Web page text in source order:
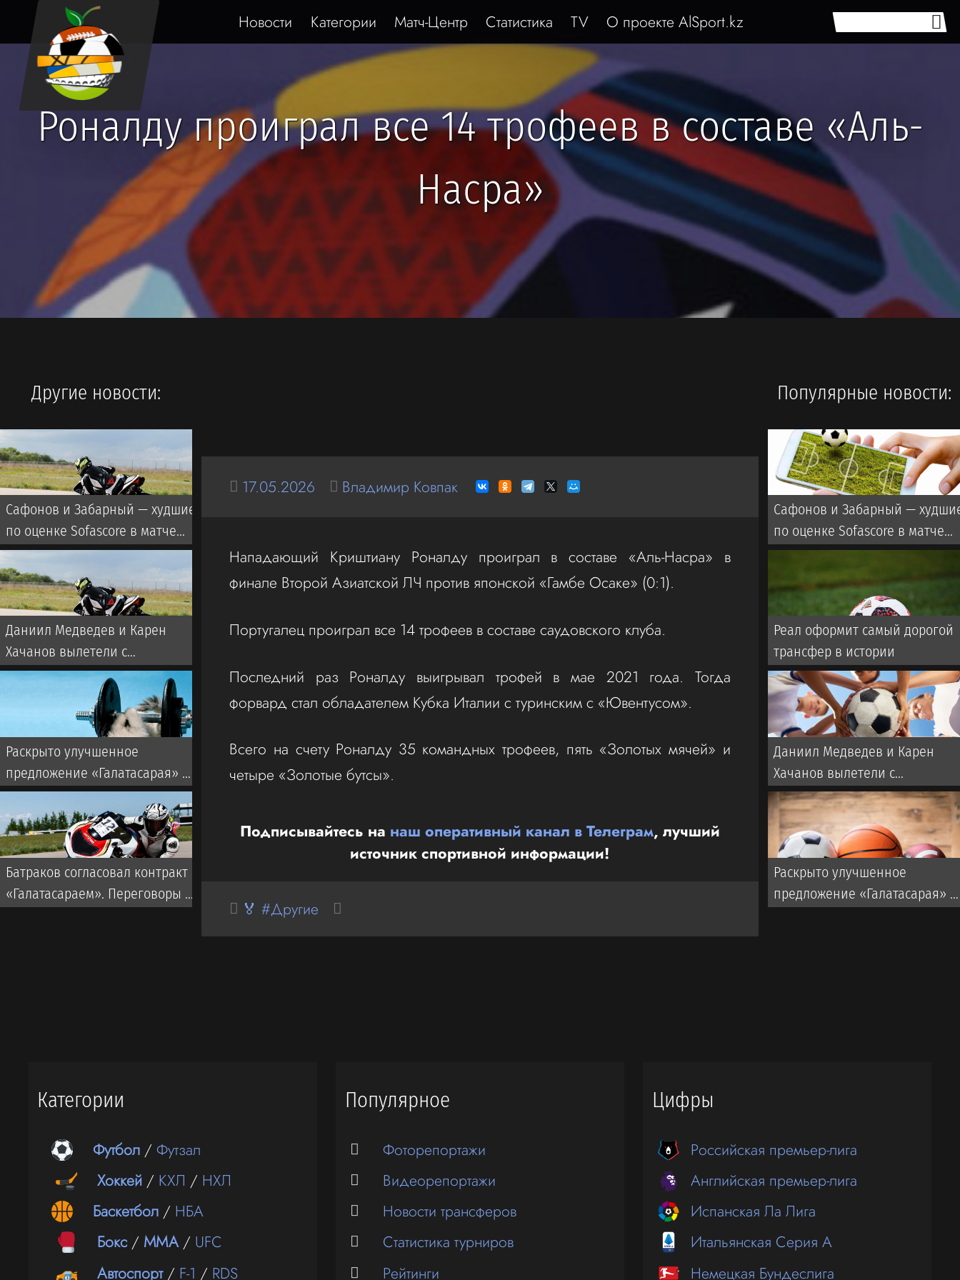
Новости Категории Матч-Центр Статистика TV О проекте AlSport.kz
Роналду проиграл все 14 трофеев в составе «Аль-
Насра»
17.05.2026 Владимир Ковпак
Нападающий Криштиану Роналду проиграл в составе «Аль-Насра» в
финале Второй Азиатской ЛЧ против японской «Гамбе Осаке» (0:1).
Португалец проиграл все 14 трофеев в составе саудовского клуба.
Последний раз Роналду выигрывал трофей в мае 2021 года. Тогда
форвард стал обладателем Кубка Италии с туринским с «Ювентусом».
Всего на счету Роналду 35 командных трофеев, пять «Золотых мячей» и
четыре «Золотые бутсы».
Подписывайтесь на наш оперативный канал в Телеграм, лучший
источник спортивной информации!
🏅 #Другие
Другие новости:
Сафонов и Забарный — худшие
по оценке Sofascore в матче
«ПСЖ» — «Мальорка»
Даниил Медведев и Карен
Хачанов вылетели с
«Мастерса» в Монреале
Раскрыто улучшенное
предложение «Галатасарая» по
Батракову из «Локомотива»
Батраков согласовал контракт с
«Галатасараем». Переговоры с
Популярные новости:
Сафонов и Забарный —
по оценке Sofascore в матче
«ПСЖ» — «Мальорка»
Реал оформит самый дорогой
трансфер в истории
Даниил Медведев и Карен
Хачанов вылетели с
«Мастерса» в Монреале
Раскрыто улучшенное
предложение «Галатасарая»
Категории
Футбол /Футзал
Хоккей / КХЛ / НХЛ
Баскетбол / НБА
Бокс / ММА/ UFC
Автоспорт/ F-1 / RDS
Популярное
Фоторепортажи
Видеорепортажи
Новости трансферов
Статистика турниров
Рейтинги
Цифры
Российская премьер-лига
Английская премьер-лига
Испанская Ла Лига
Итальянская Серия А
Немецкая Бундеслига